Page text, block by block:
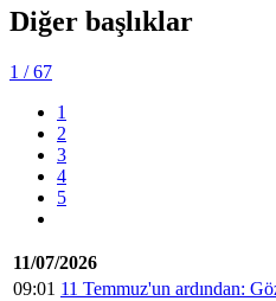
Diğer başlıklar
1 / 67
1
2
3
4
5
11/07/2026
09:01 11 Temmuz'un ardından: